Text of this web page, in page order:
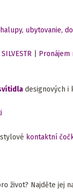
ubytovanie,
Pronájem
designových i
kontaktní
život? Najděte jej